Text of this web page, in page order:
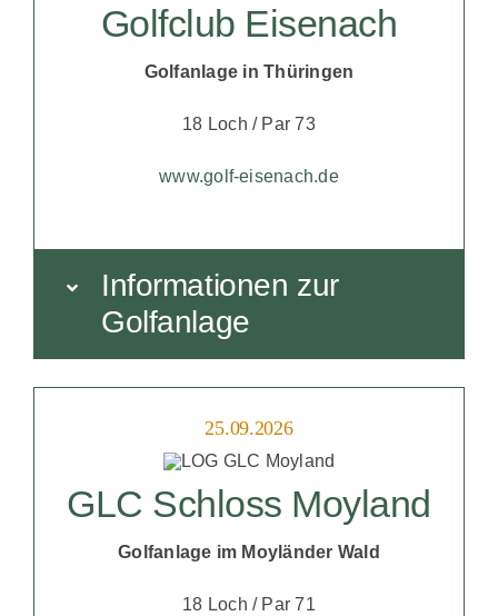
Golfclub Eisenach
Golfanlage in Thüringen
18 Loch / Par 73
www.golf-eisenach.de
Informationen zur
Golfanlage
25.09.2026
GLC Schloss Moyland
Golfanlage im Moyländer Wald
18 Loch / Par 71